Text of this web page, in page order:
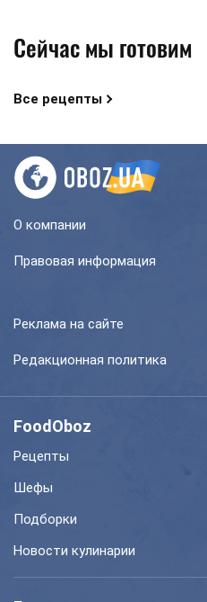
Сейчас мы готовим
Все рецепты
О компании
Правовая информация
Реклама на сайте
Редакционная политика
FoodOboz
Рецепты
Шефы
Подборки
Новости кулинарии